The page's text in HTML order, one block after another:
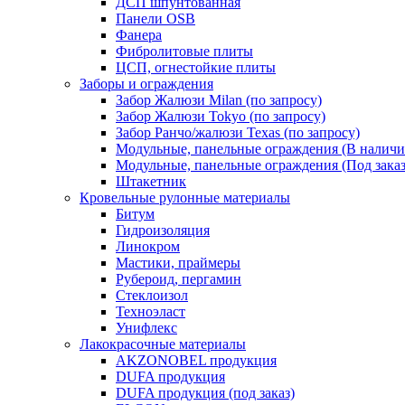
Панели OSB
Фанера
Фибролитовые плиты
ЦСП, огнестойкие плиты
Заборы и ограждения
Забор Жалюзи Milan (по запросу)
Забор Жалюзи Tokyo (по запросу)
Забор Ранчо/жалюзи Texas (по запросу)
Модульные, панельные ограждения (В
Модульные, панельные ограждения (Под
Штакетник
Кровельные рулонные материалы
Битум
Гидроизоляция
Линокром
Мастики, праймеры
Рубероид, пергамин
Стеклоизол
Техноэласт
Унифлекс
Лакокрасочные материалы
AKZONOBEL продукция
DUFA продукция
DUFA продукция (под заказ)